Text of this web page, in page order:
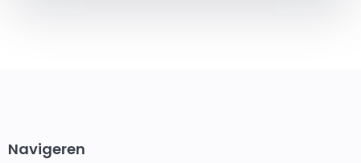
Navigeren